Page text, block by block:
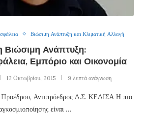
Βιώσιμη Ανάπτυξη και Κλιματική Αλλαγή
Βιώσιμη Ανάπτυξη:
Εμπόριο και Οικονομία
12 Οκτωβρίου, 2015 9 λεπτά ανάγνωση
Προέδρου, Αντιπρόεδρος Δ.Σ. ΚΕΔΙΣΑ Η πιο
είναι …